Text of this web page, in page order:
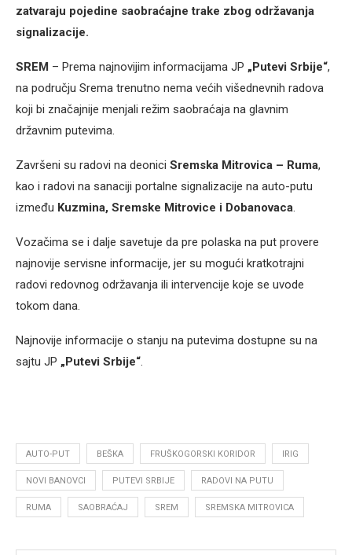
zatvaraju pojedine saobraćajne trake zbog održavanja
signalizacije.
SREM – Prema najnovijim informacijama JP „Putevi Srbije“,
na području Srema trenutno nema većih višednevnih radova
koji bi značajnije menjali režim saobraćaja na glavnim
državnim putevima.
Završeni su radovi na deonici Sremska Mitrovica – Ruma,
kao i radovi na sanaciji portalne signalizacije na auto-putu
između Kuzmina, Sremske Mitrovice i Dobanovaca.
Vozačima se i dalje savetuje da pre polaska na put provere
najnovije servisne informacije, jer su mogući kratkotrajni
radovi redovnog održavanja ili intervencije koje se uvode
tokom dana.
Najnovije informacije o stanju na putevima dostupne su na
sajtu JP „Putevi Srbije“.
AUTO-PUT BEŠKA FRUŠKOGORSKI KORIDOR IRIG
NOVI BANOVCI PUTEVI SRBIJE RADOVI NA PUTU
RUMA SAOBRAĆAJ SREM SREMSKA MITROVICA